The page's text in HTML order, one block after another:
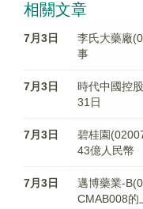
相關文章
7月3日
李氏大藥廠
事
7月3日
時代中國控
31日
7月3日
碧桂園
43億人民幣
7月3日
邁博藥業-
CMAB008的